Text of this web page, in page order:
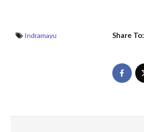
Indramayu Share To: